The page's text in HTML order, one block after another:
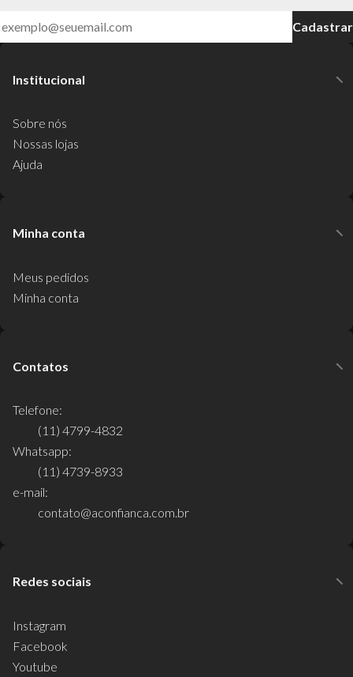
Cadastrar
Institucional
Sobre nós
Nossas lojas
Ajuda
Minha conta
Meus pedidos
Minha conta
Contatos
Telefone:
(11) 4799-4832
Whatsapp:
(11) 4739-8933
e-mail:
contato@aconfianca.com.br
Redes sociais
Instagram
Facebook
Youtube